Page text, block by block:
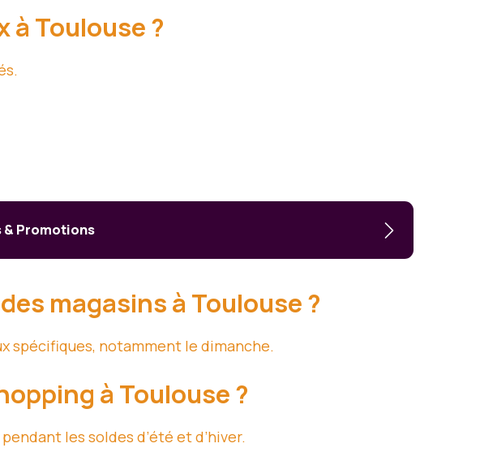
Toulouse ?
& Promotions
magasins à Toulouse ?
spécifiques, notamment le dimanche.
à Toulouse ?
les soldes d’été et d’hiver.